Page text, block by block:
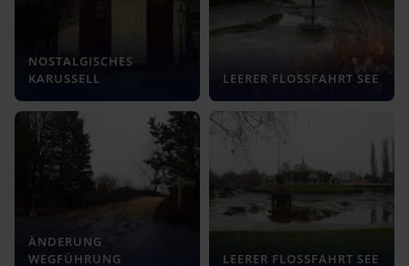
NOSTALGISCHES
KARUSSELL
LEERER FLOSSFAHRT SEE
ÄNDERUNG
WEGFÜHRUNG
LEERER FLOSSFAHRT SEE